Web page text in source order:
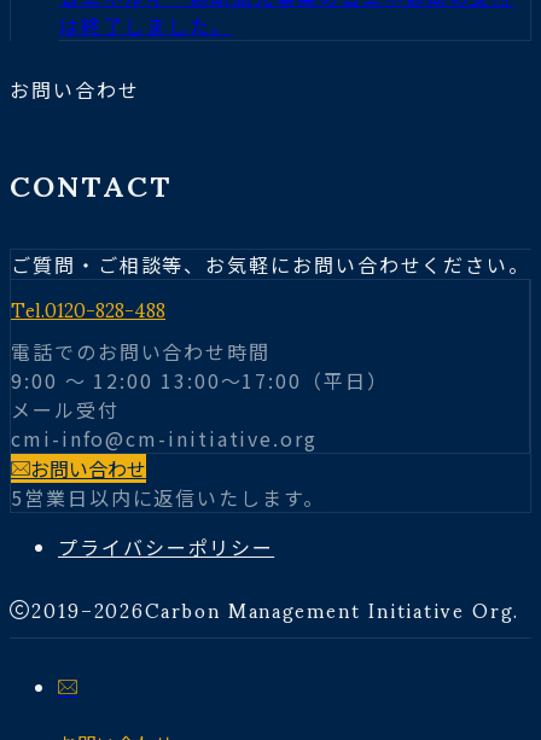
は終了しました。
お問い合わせ
CONTACT
ご質問・ご相談等、お気軽にお問い合わせください。
Tel.0120-828-488
電話でのお問い合わせ時間
9:00 〜 12:00 13:00～17:00（平日）
メール受付
cmi-info@cm-initiative.org
お問い合わせ
5営業日以内に返信いたします。
プライバシーポリシー
2019–2026Carbon Management Initiative Org.